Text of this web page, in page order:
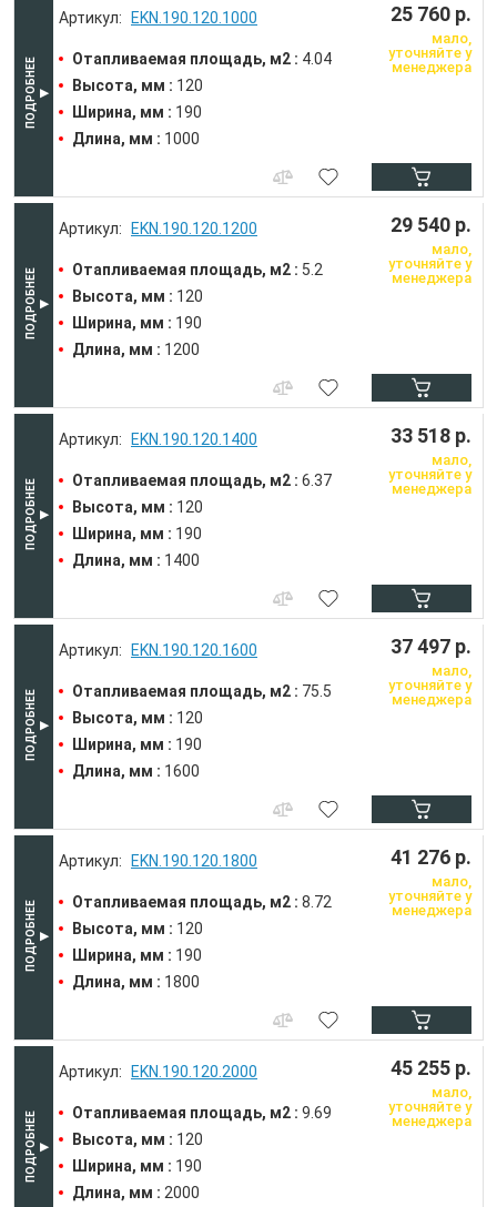
EKN.190.120.1000
Отапливаемая площадь, м2 : 4.04
Высота, мм : 120
Ширина, мм : 190
Длина, мм : 1000
25 760 р.
мало,
уточняйте у
менеджера
EKN.190.120.1200
Отапливаемая площадь, м2 : 5.2
Высота, мм : 120
Ширина, мм : 190
Длина, мм : 1200
29 540 р.
мало,
уточняйте у
менеджера
EKN.190.120.1400
Отапливаемая площадь, м2 : 6.37
Высота, мм : 120
Ширина, мм : 190
Длина, мм : 1400
33 518 р.
мало,
уточняйте у
менеджера
EKN.190.120.1600
Отапливаемая площадь, м2 : 75.5
Высота, мм : 120
Ширина, мм : 190
Длина, мм : 1600
37 497 р.
мало,
уточняйте у
менеджера
EKN.190.120.1800
Отапливаемая площадь, м2 : 8.72
Высота, мм : 120
Ширина, мм : 190
Длина, мм : 1800
41 276 р.
мало,
уточняйте у
менеджера
EKN.190.120.2000
Отапливаемая площадь, м2 : 9.69
Высота, мм : 120
Ширина, мм : 190
Длина, мм : 2000
45 255 р.
мало,
уточняйте у
менеджера